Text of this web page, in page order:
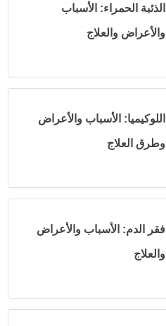
الذئبة الحمراء: الأسباب
والأعراض والعلاج
اللوكيميا: الأسباب والأعراض
وطرق العلاج
فقر الدم: الأسباب والأعراض
والعلاج